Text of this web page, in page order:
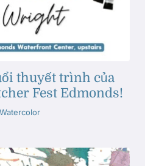
thuyết trình của
Fest Edmonds!
Watercolor